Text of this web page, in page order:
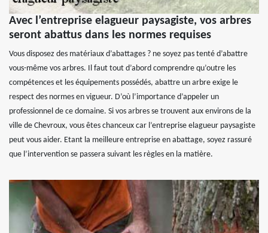
Avec l’entreprise elagueur paysagiste, vos arbres
seront abattus dans les normes requises
Vous disposez des matériaux d’abattages ? ne soyez pas tenté d’abattre
vous-même vos arbres. Il faut tout d’abord comprendre qu’outre les
compétences et les équipements possédés, abattre un arbre exige le
respect des normes en vigueur. D’où l’importance d’appeler un
professionnel de ce domaine. Si vos arbres se trouvent aux environs de la
ville de Chevroux, vous êtes chanceux car l’entreprise elagueur paysagiste
peut vous aider. Etant la meilleure entreprise en abattage, soyez rassuré
que l’intervention se passera suivant les règles en la matière.